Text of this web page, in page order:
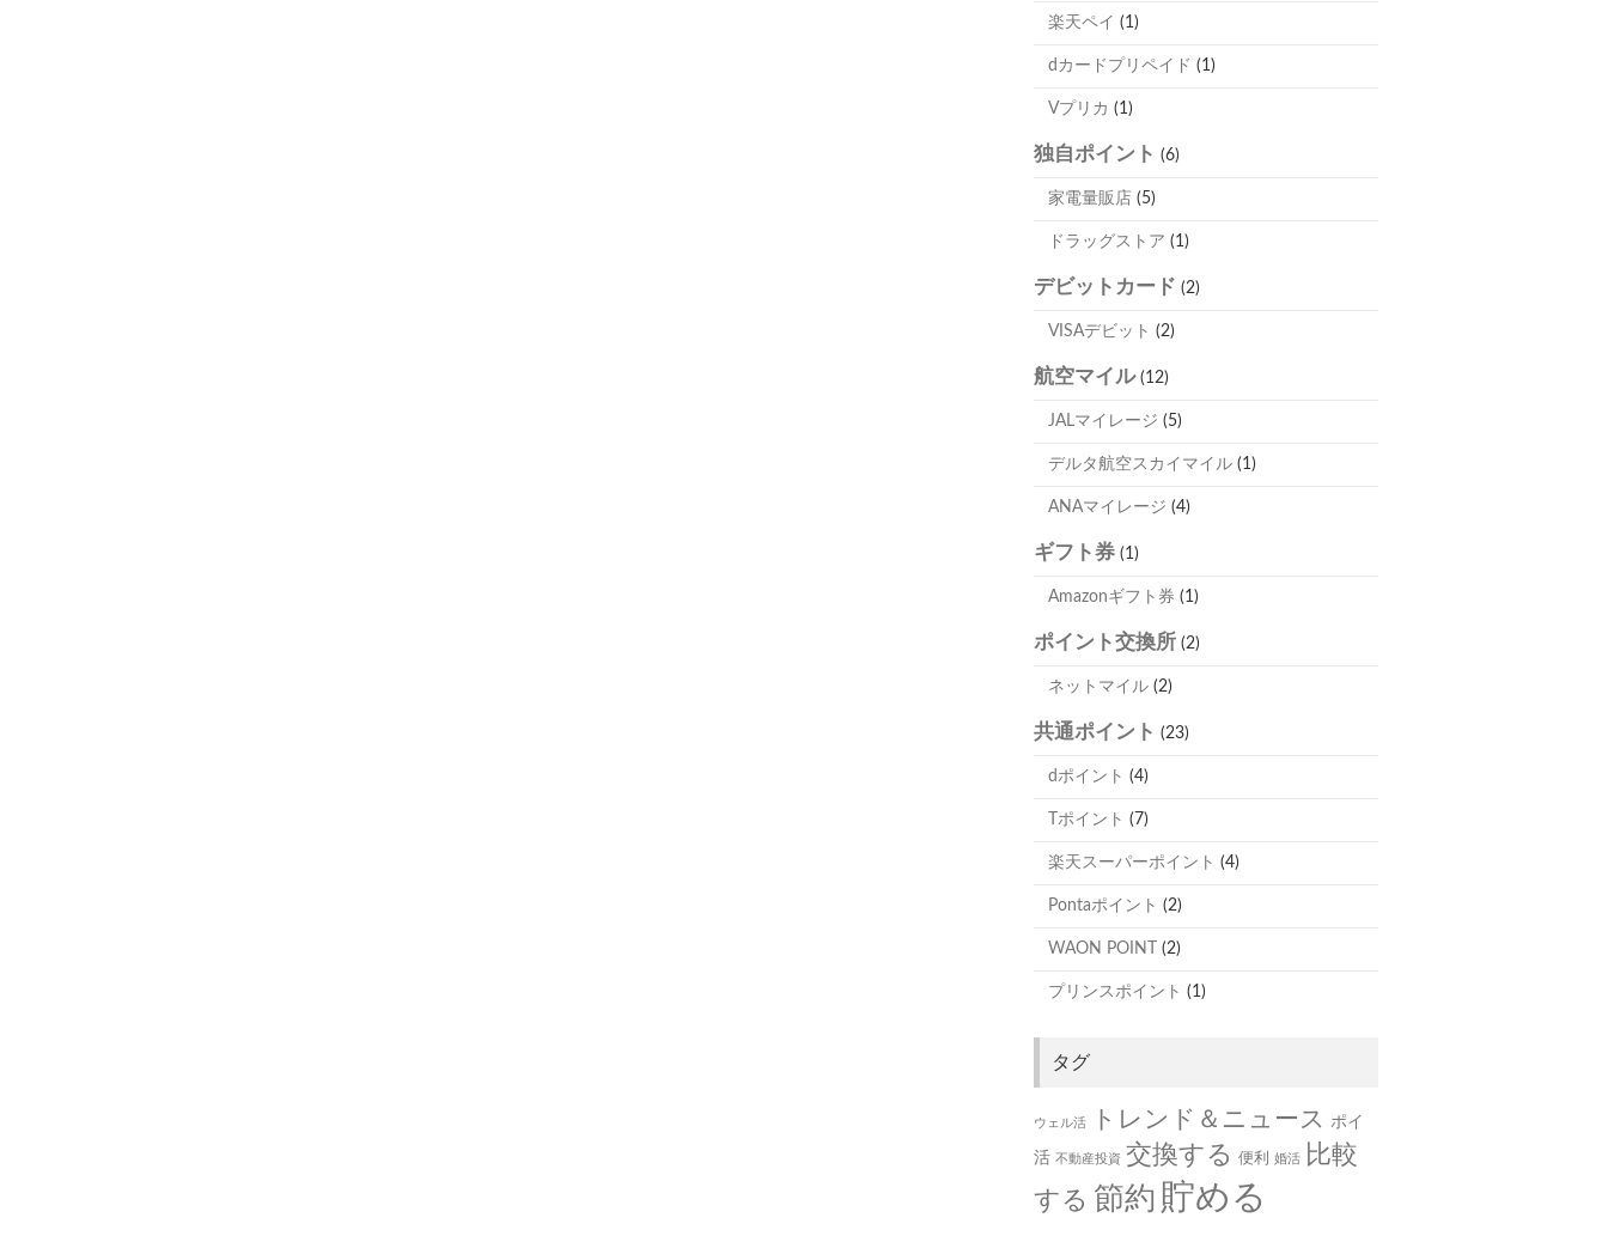
楽天ペイ (1)
dカードプリペイド (1)
Vプリカ (1)
独自ポイント (6)
家電量販店 (5)
ドラッグストア (1)
デビットカード (2)
VISAデビット (2)
航空マイル(12)
JALマイレージ (5)
デルタ航空スカイマイル (1)
ANAマイレージ (4)
ギフト券 (1)
Amazonギフト券 (1)
ポイント交換所 (2)
ネットマイル (2)
共通ポイント (23)
dポイント (4)
Tポイント (7)
楽天スーパーポイント (4)
Pontaポイント (2)
WAON POINT (2)
プリンスポイント (1)
タグ
ウェル活 トレンド＆ニュース ポイ
活 不動産投資 交換する 便利 婚活
比較
する 節約 貯める